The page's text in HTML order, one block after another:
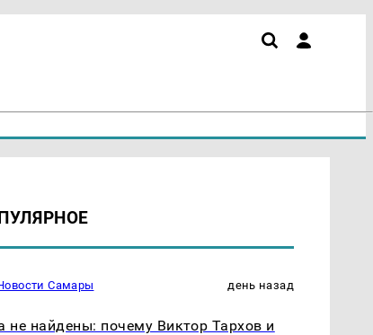
Самары день назад
не найдены: почему Виктор Тархов и